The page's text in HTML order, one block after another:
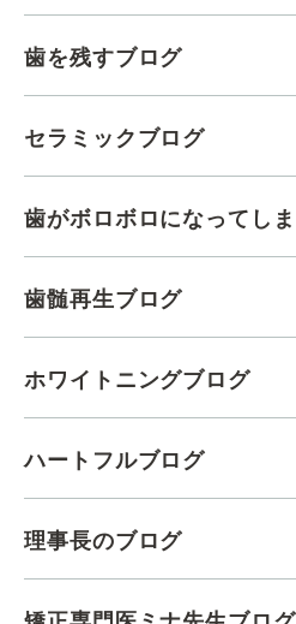
歯を残すブログ
セラミックブログ
歯がボロボロになってし
歯髄再生ブログ
ホワイトニングブログ
ハートフルブログ
理事長のブログ